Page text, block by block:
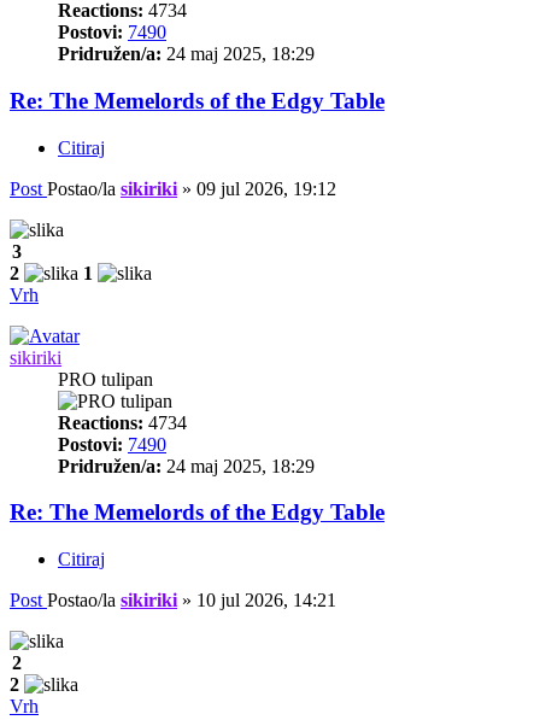
Reactions: 4734
Postovi: 7490
Pridružen/a: 24 maj 2025, 18:29
Re: The Memelords of the Edgy Table
Citiraj
Post Postao/la sikiriki » 09 jul 2026, 19:12
3
2
1
Vrh
sikiriki
PRO tulipan
Reactions: 4734
Postovi: 7490
Pridružen/a: 24 maj 2025, 18:29
Re: The Memelords of the Edgy Table
Citiraj
Post Postao/la sikiriki » 10 jul 2026, 14:21
2
2
Vrh